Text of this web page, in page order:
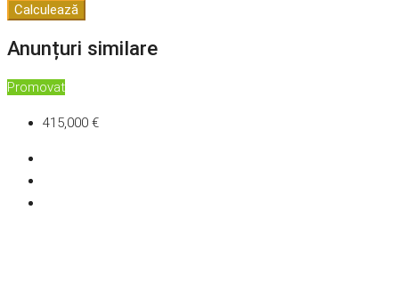
Calculează
Anunțuri similare
Promovat
415,000 €